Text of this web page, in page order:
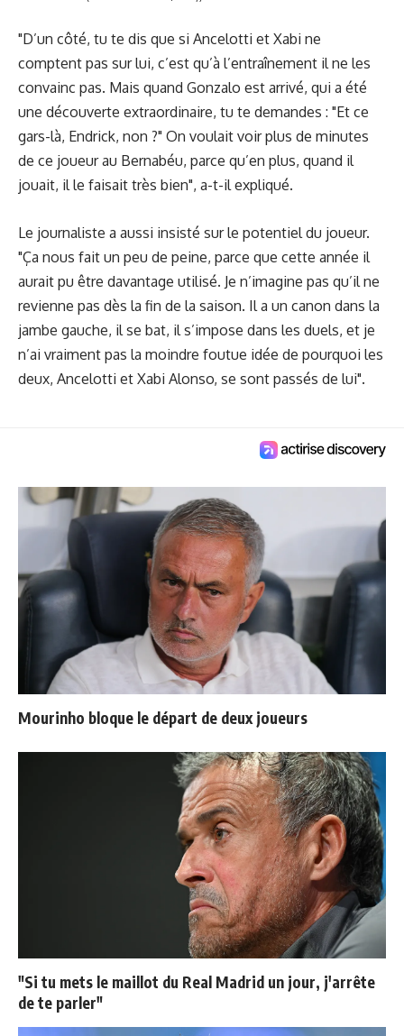
"D’un côté, tu te dis que si Ancelotti et Xabi ne
comptent pas sur lui, c’est qu’à l’entraînement il ne les
convainc pas. Mais quand Gonzalo est arrivé, qui a été
une découverte extraordinaire, tu te demandes : "Et ce
gars-là, Endrick, non ?" On voulait voir plus de minutes
de ce joueur au Bernabéu, parce qu’en plus, quand il
jouait, il le faisait très bien", a-t-il expliqué.
Le journaliste a aussi insisté sur le potentiel du joueur.
"Ça nous fait un peu de peine, parce que cette année il
aurait pu être davantage utilisé. Je n’imagine pas qu’il ne
revienne pas dès la fin de la saison. Il a un canon dans la
jambe gauche, il se bat, il s’impose dans les duels, et je
n’ai vraiment pas la moindre foutue idée de pourquoi les
deux, Ancelotti et Xabi Alonso, se sont passés de lui".
Mourinho bloque le départ de deux joueurs
"Si tu mets le maillot du Real Madrid un jour, j'arrête
de te parler"